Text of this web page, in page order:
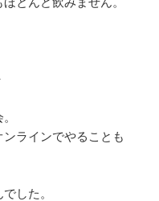
ラインでやることも
した。